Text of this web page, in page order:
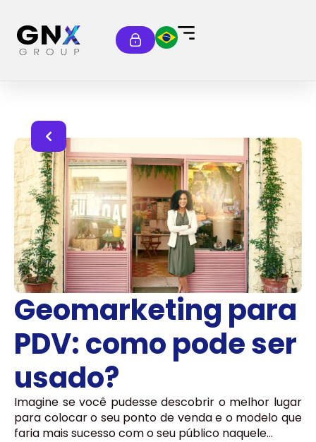
Geomarketing para
PDV: como pode ser
usado?
Imagine se você pudesse descobrir o melhor lugar
para colocar o seu ponto de venda e o modelo que
faria mais sucesso com o seu público naquele…